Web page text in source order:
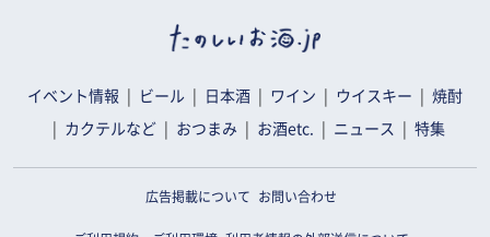
イベント情報 ビール 日本酒 ワイン ウイスキー 焼酎
カクテルなど おつまみ お酒etc. ニュース 特集
広告掲載について お問い合わせ